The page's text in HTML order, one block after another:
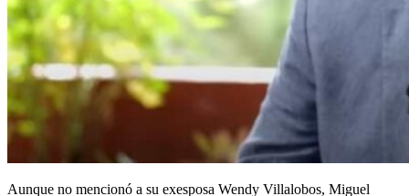
Aunque no mencionó a su exesposa Wendy Villalobos, Miguel